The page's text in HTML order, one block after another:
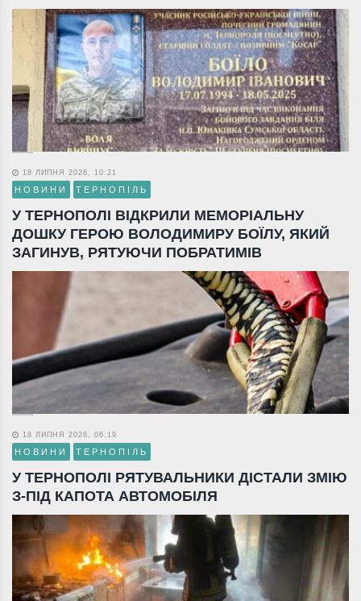
18 ЛИПНЯ 2026, 10:21
НОВИНИ ТЕРНОПІЛЬ
У ТЕРНОПОЛІ ВІДКРИЛИ МЕМОРІАЛЬНУ
ДОШКУ ГЕРОЮ ВОЛОДИМИРУ БОЇЛУ, ЯКИЙ
ЗАГИНУВ, РЯТУЮЧИ ПОБРАТИМІВ
18 ЛИПНЯ 2026, 06:19
НОВИНИ ТЕРНОПІЛЬ
У ТЕРНОПОЛІ РЯТУВАЛЬНИКИ ДІСТАЛИ ЗМІЮ
З-ПІД КАПОТА АВТОМОБІЛЯ